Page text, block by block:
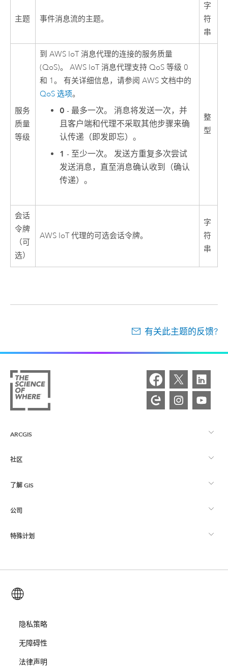
主题 事件消息流的主题。
字
符
串
服务
质量
等级
到AWS IoT 消息代理的连接的服务质量
(QoS)。AWS IoT 消息代理支持 QoS 等级 0
和 1。 有关详细信息，请参阅AWS 文档中的
QoS 选项。
0 - 最多一次。 消息将发送一次，并
且客户端和代理不采取其他步骤来确
认传递（即发即忘）。
1 - 至少一次。 发送方重复多次尝试
发送消息，直至消息确认收到（确认
传递）。
整
型
会话
令牌
（可
选）
AWS IoT 代理的可选会话令牌。
字
符
串
有关此主题的反馈?
ARCGIS
ArcGIS 概览
制图
Esri Store
社区
Esri 社区
ArcGIS 博客
用户研究和测试
Esri 年轻专家关系网
活动
了解 GIS
什么是 GIS？
位置智能
培训
ArcUser
ArcNews
公司
关于 Esri
招贤纳士
开放视野
特殊计划
ArcGIS for Student Use
保护
灾难响应
隐私策略
无障碍性
法律声明